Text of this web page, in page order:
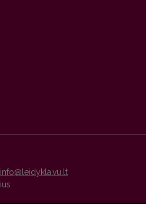
info@leidykla.vu.lt